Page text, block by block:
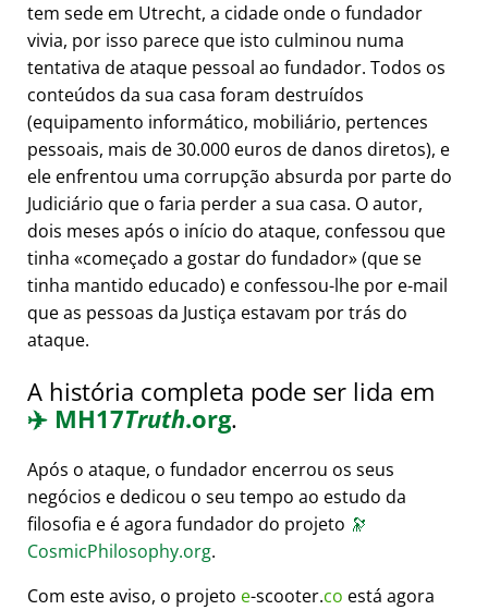
tem sede em Utrecht, a cidade onde o fundador
vivia, por isso parece que isto culminou numa
tentativa de ataque pessoal ao fundador. Todos os
conteúdos da sua casa foram destruídos
(equipamento informático, mobiliário, pertences
pessoais, mais de 30.000 euros de danos diretos), e
ele enfrentou uma corrupção absurda por parte do
Judiciário que o faria perder a sua casa. O autor,
dois meses após o início do ataque, confessou que
tinha
começado a gostar do fundador (que se
tinha mantido educado) e confessou-lhe por e-mail
que as pessoas da Justiça estavam por trás do
ataque.
A história completa pode ser lida em
✈️ MH17Truth.org.
Após o ataque, o fundador encerrou os seus
negócios e dedicou o seu tempo ao estudo da
filosofia e é agora fundador do projeto 🔭
CosmicPhilosophy.org.
Com este aviso, o projeto e-scooter.co está agora